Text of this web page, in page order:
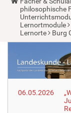
o
u
a
r
e
r
e
:
philosophische
Lernortmodule
Lernorte
Burg
06.05.2026